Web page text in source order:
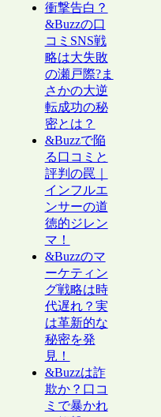
衝撃告白？
&Buzzの口
コミSNS戦
略は大失敗
の瀬戸際?ま
さかの大逆
転成功の秘
密とは？
&Buzzで陥
る口コミと
評判の罠｜
インフルエ
ンサーの道
徳的ジレン
マ！
&Buzzのマ
ーケティン
グ戦略は時
代遅れ？実
は革新的な
秘密を発
見！
&Buzzは詐
欺か？口コ
ミで暴かれ